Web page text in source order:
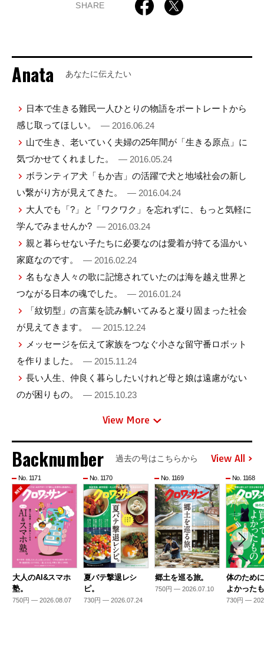
SHARE
Anata あなたに伝えたい
日本で生きる難民一人ひとりの物語をポートレートから
感じ取ってほしい。
— 2016.06.24
山で生き、老いていく夫婦の25年間が「生きる原点」に
気づかせてくれました。
— 2016.05.24
ボランティア犬「もか吉」の活躍で犬と地域社会の新し
い繋がり方が見えてきた。
— 2016.04.24
大人でも「?」と「ワクワク」を忘れずに、もっと気軽に
学んでみませんか? — 2016.03.24
親と暮らせない子たちに必要なのは愛着が持てる温かい
家庭なのです。
— 2016.02.24
名もなき人々の歌に記憶されていたのは海を越え世界と
つながる日本の魂でした。
— 2016.01.24
「紋切型」の言葉を読み解いてみると凝り固まった社会
が見えてきます。
— 2015.12.24
メッセージを伝えて家族をつなぐ小さな留守番ロボット
を作りました。
— 2015.11.24
長い人生、仲良く暮らしたいけれど母と娘は遠慮がない
のが困りもの。
— 2015.10.23
View More
Backnumber 過去の号はこちらから View All
No. 1171
大人のAI&スマホ
塾。
750円 — 2026.08.07
No. 1170
夏バテ撃退レシ
ピ。
730円 — 2026.07.24
No. 1169
郷土を巡る旅。
750円 — 2026.07.10
No. 1168
体のため
よかった
730円 —